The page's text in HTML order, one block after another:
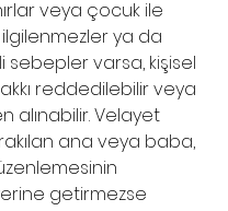
veya çocuk ile
ya da
sebepler varsa, kişisel
reddedilebilir veya
alınabilir. Velayet
ana veya baba,
getirmezse